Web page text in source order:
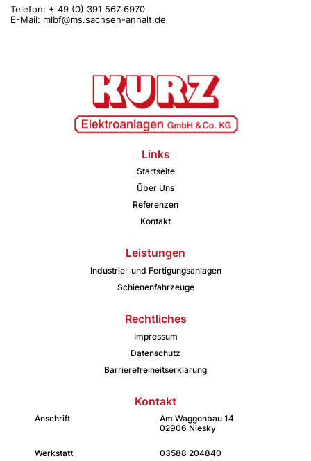
Telefon: + 49 (0) 391 567 6970
E-Mail: mlbf@ms.sachsen-anhalt.de
Links
Startseite
Über Uns
Referenzen
Kontakt
Leistungen
Industrie- und Fertigungsanlagen
Schienenfahrzeuge
Rechtliches
Impressum
Datenschutz
Barrierefreiheitserklärung
Kontakt
Anschrift
Am Waggonbau 14
02906 Niesky
Werkstatt 03588 204840